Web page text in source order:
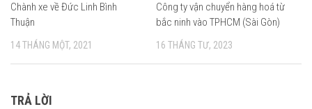
Chành xe về Đức Linh Bình
Thuận
14 THÁNG MỘT, 2021
Công ty vận chuyển hàng hoá từ
bắc ninh vào TPHCM (Sài Gòn)
16 THÁNG TƯ, 2023
TRẢ LỜI